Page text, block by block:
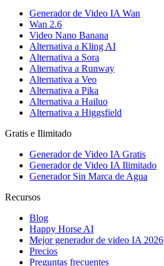
Generador de Video IA Wan
Wan 2.6
Video Nano Banana
Alternativa a Kling AI
Alternativa a Sora
Alternativa a Runway
Alternativa a Veo
Alternativa a Pika
Alternativa a Hailuo
Alternativa a Higgsfield
Gratis e Ilimitado
Generador de Video IA Gratis
Generador de Video IA Ilimitado
Generador Sin Marca de Agua
Recursos
Blog
Happy Horse AI
Mejor generador de video IA 2026
Precios
Preguntas frecuentes